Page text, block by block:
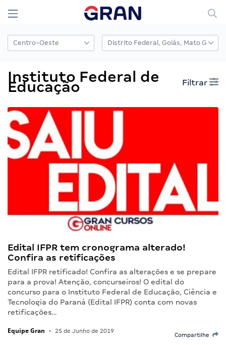
Instituto Federal de
Educação Filtrar
Edital IFPR tem cronograma alterado!
Confira as retificações
Edital IFPR retificado! Confira as alterações e se prepare
para a prova! Atenção, concurseiros! O edital do
concurso para o Instituto Federal de Educação, Ciência e
Tecnologia do Paraná (Edital IFPR) conta com novas
retificações…
Equipe Gran • 25 de Junho de 2019
Compartilhe